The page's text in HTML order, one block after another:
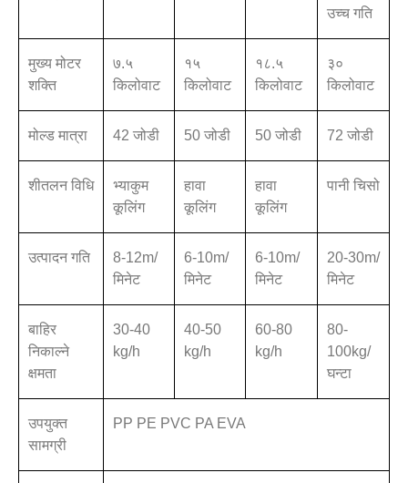
उच्च गति
मुख्य मोटर
शक्ति
७.५
किलोवाट
१५
किलोवाट
१८.५
किलोवाट
३०
किलोवाट
मोल्ड मात्रा 42 जोडी 50 जोडी 50 जोडी 72 जोडी
शीतलन विधि
भ्याकुम
कूलिंग
हावा
कूलिंग
हावा
कूलिंग
पानी चिसो
उत्पादन गति
8-12m/
मिनेट
6-10m/
मिनेट
6-10m/
मिनेट
20-30m/
मिनेट
बाहिर
निकाल्ने
क्षमता
30-40
kg/h
40-50
kg/h
60-80
kg/h
80-
100kg/
घन्टा
उपयुक्त
सामग्री
PP PE PVC PA EVA